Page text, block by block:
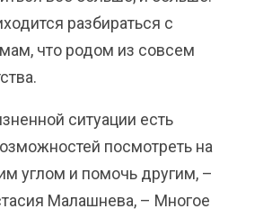
разбираться с
что родом из совсем
ситуации есть
посмотреть на
углом и помочь другим, –
Малашнева, – Многое